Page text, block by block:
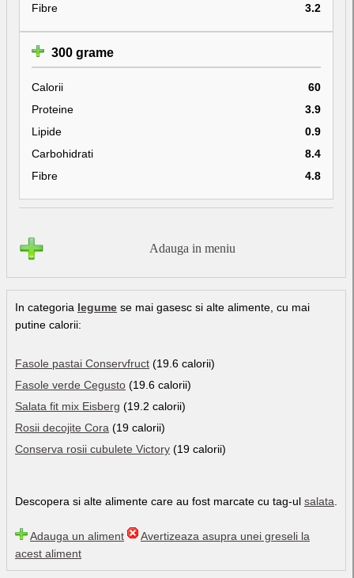
Fibre
3.2
300 grame
Calorii
60
Proteine
3.9
Lipide
0.9
Carbohidrati
8.4
Fibre
4.8
Adauga in meniu
In categoria legume se mai gasesc si alte alimente, cu mai
putine calorii:
Fasole pastai Conservfruct (19.6 calorii)
Fasole verde Cegusto (19.6 calorii)
Salata fit mix Eisberg (19.2 calorii)
Rosii decojite Cora (19 calorii)
Conserva rosii cubulete Victory (19 calorii)
Descopera si alte alimente care au fost marcate cu tag-ul salata
Adauga un aliment
Avertizeaza asupra unei greseli la
acest aliment